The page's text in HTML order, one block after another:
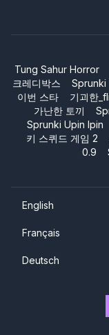
Tung Sahur Horror
크레디박스
Sprunki
이번 스타
기괴한
가난한 토끼
Sprunki Upin Ipin
키 스퀴드 게임 2
0.9
English
Français
Deutsch